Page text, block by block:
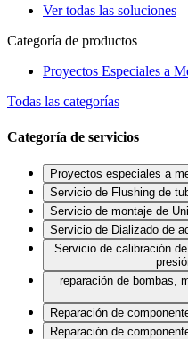
Ver todas las soluciones
Categoría de productos
Proyectos Especiales a
Todas las categorías
Categoría de servicios
Proyectos especiales a
Servicio de Flushing de
Servicio de montaje de
Servicio de Dializado de
Servicio de calibración
reparación de bombas,
Reparación de
Reparación de